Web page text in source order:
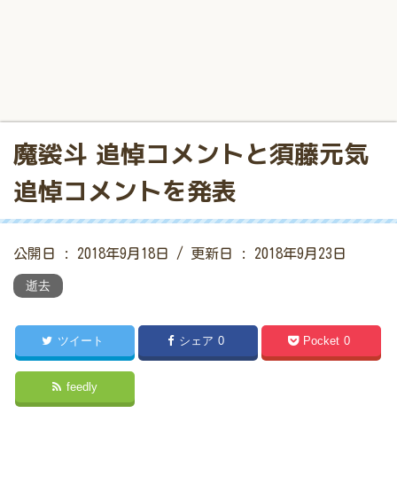
魔裟斗 追悼コメントと須藤元気
追悼コメントを発表
公開日 : 2018年9月18日 / 更新日 : 2018年9月23日
逝去
ツイート シェア 0 Pocket 0
feedly